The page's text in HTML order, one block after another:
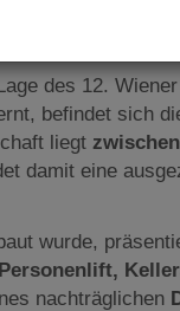
Meidling
des 12.
befindet sich
liegt
damit eine
wurde,
Personenlift,
nachträglichen